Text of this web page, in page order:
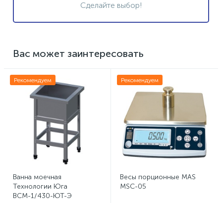
Сделайте выбор!
Вас может заинтересовать
Рекомендуем
Ванна моечная
Технологии Юга
ВСМ-1/430-ЮТ-Э
Рекомендуем
Весы порционные MAS
MSC-05